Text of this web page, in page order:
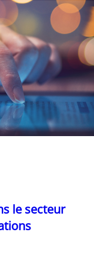
le secteur